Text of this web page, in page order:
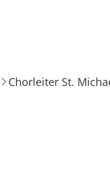
Chorleiter St.